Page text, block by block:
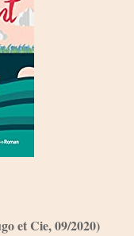
et Cie, 09/2020)